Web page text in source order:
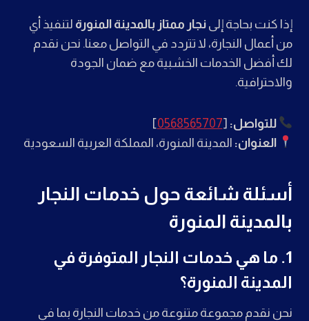
إذا كنت بحاجة إلى نجار ممتاز بالمدينة المنورة لتنفيذ أي
من أعمال النجارة، لا تتردد في التواصل معنا. نحن نقدم
لك أفضل الخدمات الخشبية مع ضمان الجودة
والاحترافية.
للتواصل: [
0568565707
]
العنوان: المدينة المنورة، المملكة العربية السعودية
أسئلة شائعة حول خدمات النجار
بالمدينة المنورة
1. ما هي خدمات النجار المتوفرة في
المدينة المنورة؟
نحن نقدم مجموعة متنوعة من خدمات النجارة بما في